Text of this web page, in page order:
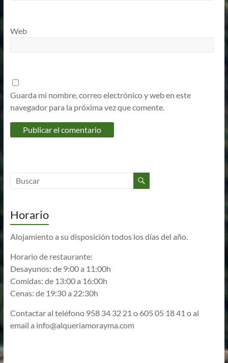
Web
Guarda mi nombre, correo electrónico y web en este
navegador para la próxima vez que comente.
Horario
Alojamiento a su disposición todos los días del año.
Horario de restaurante:
Desayunos: de 9:00 a 11:00h
Comidas: de 13:00 a 16:00h
Cenas: de 19:30 a 22:30h
Contactar al teléfono 958 34 32 21 o 605 05 18 41 o al
email a info@alqueriamorayma.com